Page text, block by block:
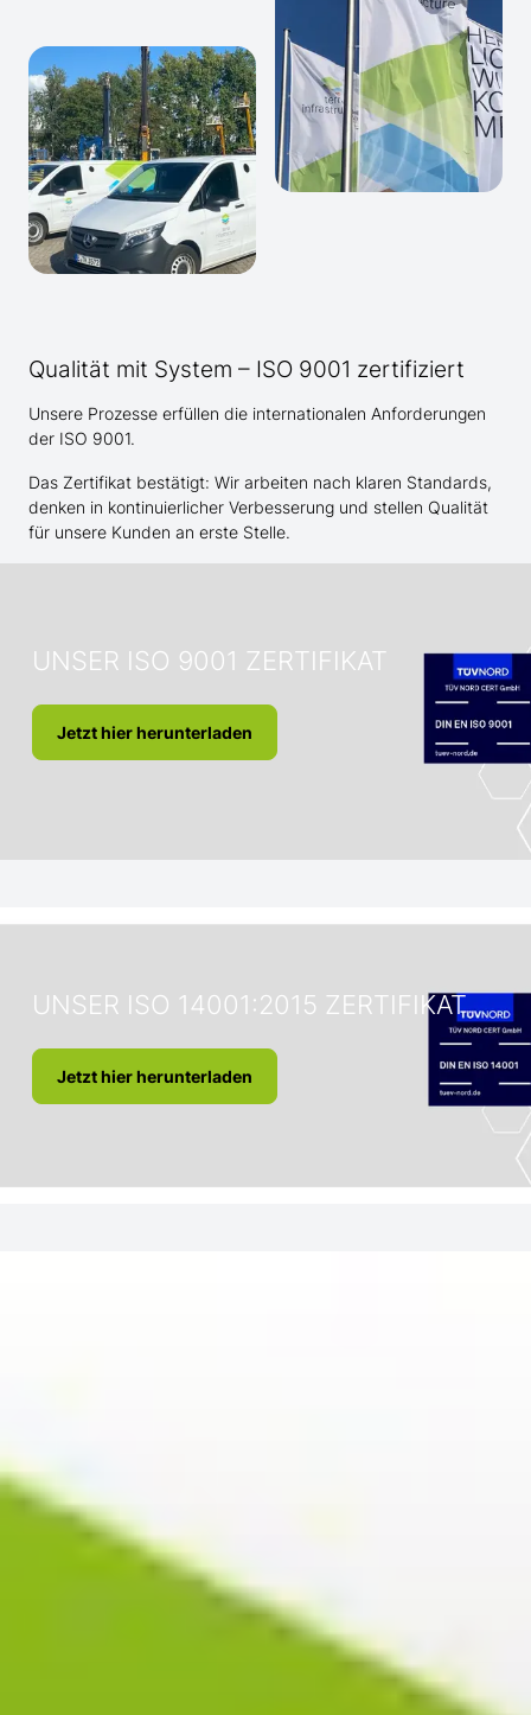
Qualität mit System – ISO 9001 zertifiziert
Unsere Prozesse erfüllen die internationalen Anforderungen
der ISO 9001.
Das Zertifikat bestätigt: Wir arbeiten nach klaren Standards,
denken in kontinuierlicher Verbesserung und stellen Qualität
für unsere Kunden an erste Stelle.
UNSER ISO 9001 ZERTIFIKAT
Jetzt hier herunterladen
UNSER ISO 14001:2015 ZERTIFIKAT
Jetzt hier herunterladen